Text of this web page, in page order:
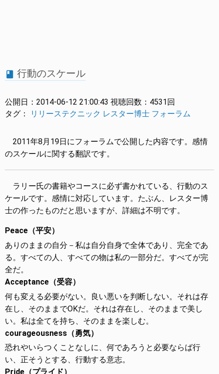
book 行動のスケール
公開日： 2014-06-12 21:00:43 視聴回数： 4531回
タグ：
リリーステクニック レスター博士 フォーラム
2011年8月19日にフォーラムで公開した内容です。感情
のスケールに関する翻訳です。
ラリー氏の書籍やコースに必ず書かれている、行動のス
ケールです。感情に対応しています。たぶん、レスター博
士の作ったものだと思いますが、詳細は不明です。
Peace（平安）
ありのままの自分－私は自分自身で全体であり、完全であ
る。すべての人、すべての物は私の一部分だ。すべてが完
全だ。
Acceptance（受容）
何も変える必要がない。良い悪いを判断しない。それは存
在し、そのままでOKだ。それは存在し、そのままで美し
い。私は全てを持ち、そのままを楽しむ。
courageousness（勇気）
恐れやいらつくことなしに、何であろうと必要ならば行
い、正そうとする、行動する意志。
Pride（プライド）